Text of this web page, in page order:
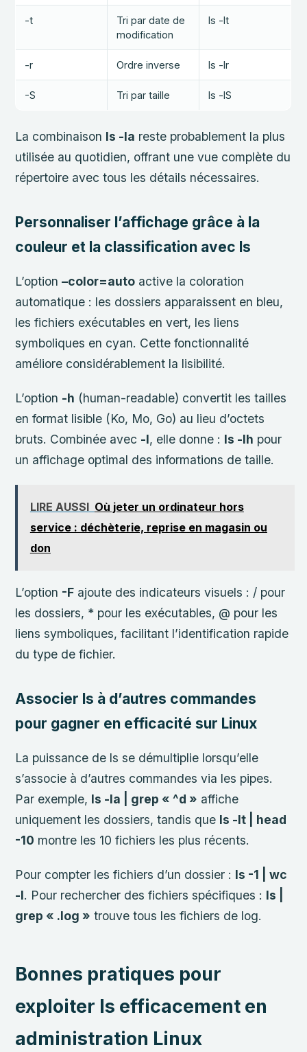
-t
Tri par date de
modification
ls -lt
-r Ordre inverse ls -lr
-S Tri par taille ls -lS
La combinaison ls -la reste probablement la plus
utilisée au quotidien, offrant une vue complète du
répertoire avec tous les détails nécessaires.
Personnaliser l’affichage grâce à la
couleur et la classification avec ls
L’option–color=auto active la coloration
automatique : les dossiers apparaissent en bleu,
les fichiers exécutables en vert, les liens
symboliques en cyan. Cette fonctionnalité
améliore considérablement la lisibilité.
L’option -h (human-readable) convertit les tailles
en format lisible (Ko, Mo, Go) au lieu d’octets
bruts. Combinée avec -l, elle donne : ls -lh pour
un affichage optimal des informations de taille.
LIRE AUSSI Où jeter un ordinateur hors
service : déchèterie, reprise en magasin ou
don
L’option -F ajoute des indicateurs visuels : / pour
les dossiers, * pour les exécutables, @ pour les
liens symboliques, facilitant l’identification rapide
du type de fichier.
Associer ls à d’autres commandes
pour gagner en efficacité sur Linux
La puissance de ls se démultiplie lorsqu’elle
s’associe à d’autres commandes via les pipes.
Par exemple, ls -la | grep « ^d » affiche
uniquement les dossiers, tandis que ls -lt | head
-10 montre les 10 fichiers les plus récents.
Pour compter les fichiers d’un dossier : ls -1 | wc
-l. Pour rechercher des fichiers spécifiques : ls |
grep « .log » trouve tous les fichiers de log.
Bonnes pratiques pour
exploiter ls efficacement en
administration Linux